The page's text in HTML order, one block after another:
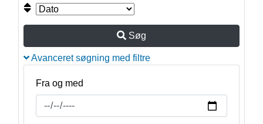
Søg
Avanceret søgning med filtre
Fra og med